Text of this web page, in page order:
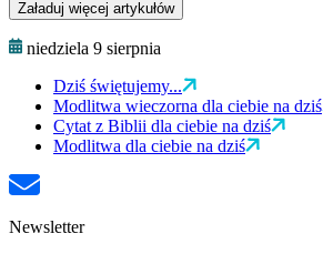
Załaduj więcej artykułów
niedziela 9 sierpnia
Dziś świętujemy...
Modlitwa wieczorna dla ciebie na dziś
Cytat z Biblii dla ciebie na dziś
Modlitwa dla ciebie na dziś
Newsletter